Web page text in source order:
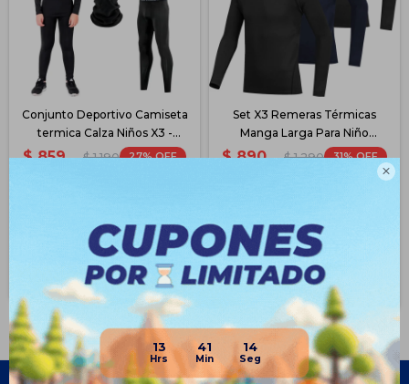

13 41 14
Conjunto Deportivo Camiseta
termica Calza Niños X3 -
Negro
$ 859 $ 1.190 27
$ 773
Disponible PickUp
Disponible Envío
Set X3 Remeras Térmicas
Manga Larga Para Niño
Deporte
$ 890 $ 1.290 31
$
Disponible PickUp
Disponible Envío